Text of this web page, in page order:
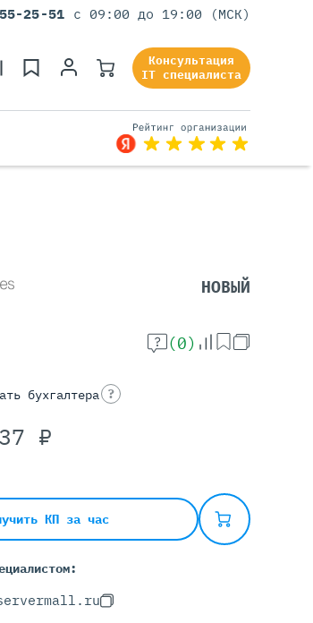
Для Офиса
Для Виртуализации
С GPU
NVIDIA
AMD
Huawei Ascend
GPU
25-51 с 09:00 до 19:00 (МСК)
Консультация
IT специалиста
НОВЫЙ
(0)
бухгалтера ?
₽
КП за час